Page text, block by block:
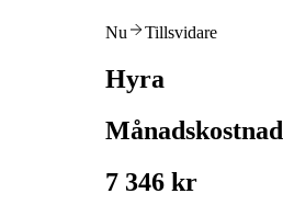
Nu Tillsvidare
Hyra
Månadskostnad
7 346 kr